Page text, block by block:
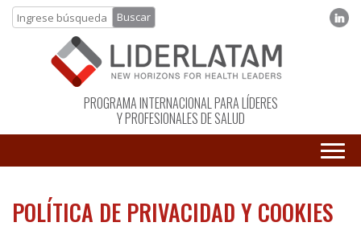
PROGRAMA INTERNACIONAL PARA LÍDERES
Y PROFESIONALES DE SALUD
POLÍTICA DE PRIVACIDAD Y COOKIES